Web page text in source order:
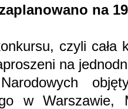
na
czyli
na
w Warszawie,